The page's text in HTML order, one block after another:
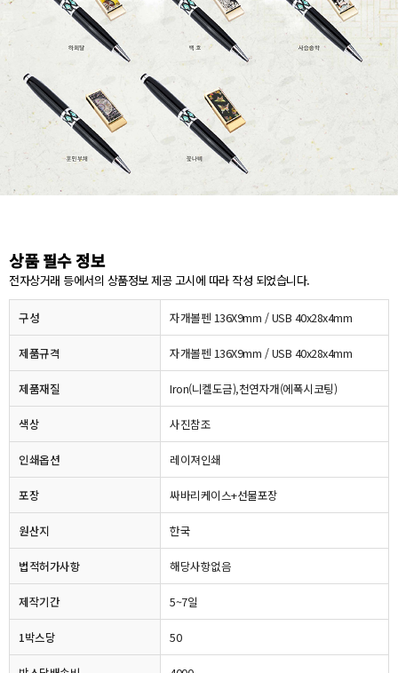
상품 필수 정보
전자상거래 등에서의 상품정보 제공 고시에 따라 작성 되었습니다.
구성 자개볼펜 136X9mm / USB 40x28x4mm
제품규격 자개볼펜 136X9mm / USB 40x28x4mm
제품재질 Iron(니켈도금),천연자개(에폭시코팅)
색상 사진참조
인쇄옵션 레이져인쇄
포장 싸바리케이스+선물포장
원산지 한국
법적허가사항 해당사항없음
제작기간 5~7일
1박스당 50